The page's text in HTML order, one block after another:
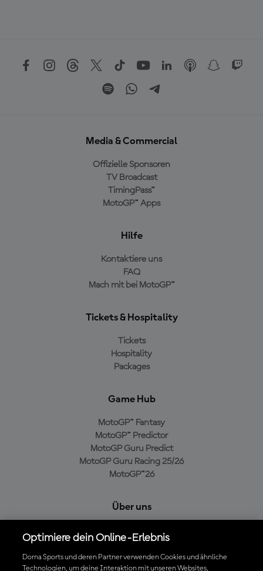
Media & Commercial
Offizielle Sponsoren
TV Broadcast
TimingPass™
MotoGP™ Apps
Hilfe
Kontaktiere uns
FAQ
Mach mit bei MotoGP™
Tickets & Hospitality
Tickets
Hospitality
Packages
Game Hub
MotoGP™ Fantasy
MotoGP™ Predictor
MotoGP Guru Predict
MotoGP Guru Racing 25/26
MotoGP™26
Über uns
Cookie-Richtlinien
Geschäftsbedingungen
Optimiere dein Online-Erlebnis
Dorna Sports und deren Partner verwenden Cookies und ähnliche
Technologien, um deine Interaktion mit unseren Websites,